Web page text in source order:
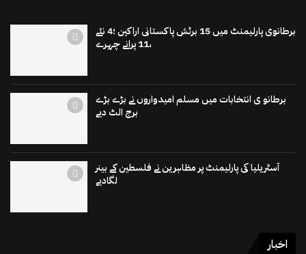
برطانوی پارلیمنٹ میں 15 برٹش پاکستانی اراکین ؛4 نئے
،11 پرانے چہرے
برطانو ی انتخابات میں مسلم امیدواروں نے بڑے بڑے
برج الٹ دیے
آسٹریلیا کی پارلیمنٹ پر مظاہرین نے فلسطین کے بینر
لگادیے
اخبار